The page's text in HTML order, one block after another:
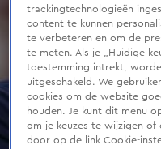
trackingtechnologieën
content te kunnen
te verbeteren en om de
te meten. Als je „Huidige
toestemming intrekt,
uitgeschakeld. We
cookies om de website
houden. Je kunt dit menu
om je keuzes te wijzigen
door op de link Cookie-